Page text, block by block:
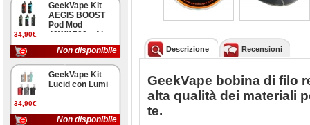
34,90€
GeekVape Kit
AEGIS BOOST
Pod Mod
40W/1500mAh
Non disponibile
34,90€
GeekVape Kit
Lucid con Lumi
Non disponibile
Descrizione Recensioni
GeekVape bobina di filo
alta qualità dei materiali
te.